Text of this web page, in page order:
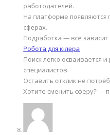
работодателей.
На платформе
сферах.
Подработка — всё зависит
Робота для кілера
Поиск легко осваивается
специалистов.
Оставить отклик не
Хотите сменить сферу? —